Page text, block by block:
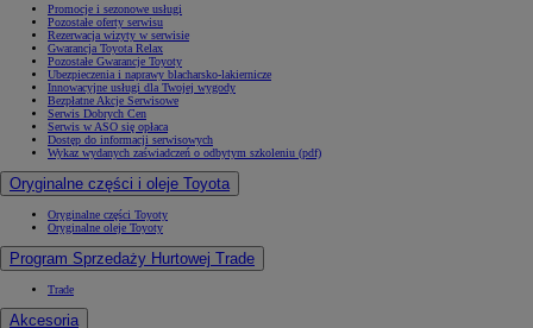
Promocje i sezonowe usługi
Pozostałe oferty serwisu
Rezerwacja wizyty w serwisie
Gwarancja Toyota Relax
Pozostałe Gwarancje Toyoty
Ubezpieczenia i naprawy blacharsko-lakiernicze
Innowacyjne usługi dla Twojej wygody
Bezpłatne Akcje Serwisowe
Serwis Dobrych Cen
Serwis w ASO się opłaca
Dostęp do informacji serwisowych
Wykaz wydanych zaświadczeń o odbytym szkoleniu (pdf)
Oryginalne części i oleje Toyota
Oryginalne części Toyoty
Oryginalne oleje Toyoty
Program Sprzedaży Hurtowej Trade
Trade
Akcesoria